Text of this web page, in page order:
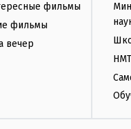
фильмы
фильмы
вечер